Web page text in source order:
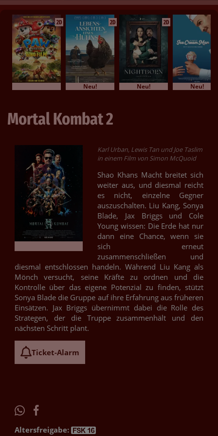
2D 2D
Neu!
2D
Neu! Neu!
Mortal Kombat 2
Karl Urban, Lewis Tan und Joe Taslim
in einem Film von Simon McQuoid
Shao Khans Macht breitet sich
weiter aus, und diesmal reicht
es nicht, einzelne Gegner
auszuschalten. Liu Kang, Sonya
Blade, Jax Briggs und Cole
Young wissen: Die Erde hat nur
dann eine Chance, wenn sie
sich erneut
zusammenschließen und
diesmal entschlossen handeln. Während Liu Kang als
Mönch versucht, seine Kräfte zu ordnen und die
Kontrolle über das eigene Potenzial zu finden, stützt
Sonya Blade die Gruppe auf ihre Erfahrung aus früheren
Einsätzen. Jax Briggs übernimmt dabei die Rolle des
Strategen, der die Truppe zusammenhält und den
nächsten Schritt plant.
Ticket-Alarm
Altersfreigabe: